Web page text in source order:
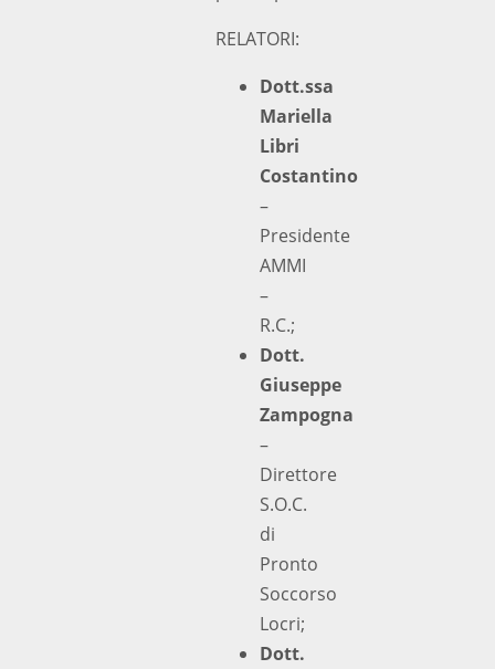
RELATORI:
Dott.ssa
Mariella
Libri
Costantino
–
Presidente
AMMI
–
R.C.;
Dott.
Giuseppe
Zampogna
–
Direttore
S.O.C.
di
Pronto
Soccorso
Locri;
Dott.